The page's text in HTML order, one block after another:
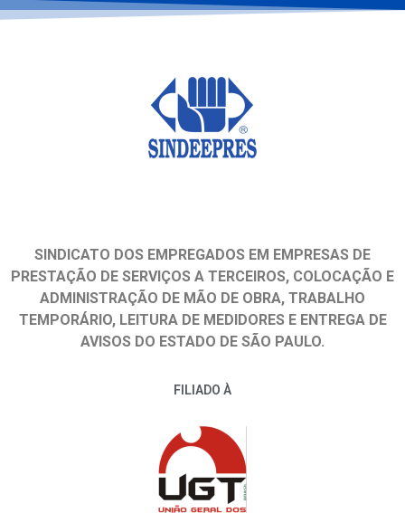
SINDICATO DOS EMPREGADOS EM EMPRESAS DE
PRESTAÇÃO DE SERVIÇOS A TERCEIROS, COLOCAÇÃO E
ADMINISTRAÇÃO DE MÃO DE OBRA, TRABALHO
TEMPORÁRIO, LEITURA DE MEDIDORES E ENTREGA DE
AVISOS DO ESTADO DE SÃO PAULO.
FILIADO À